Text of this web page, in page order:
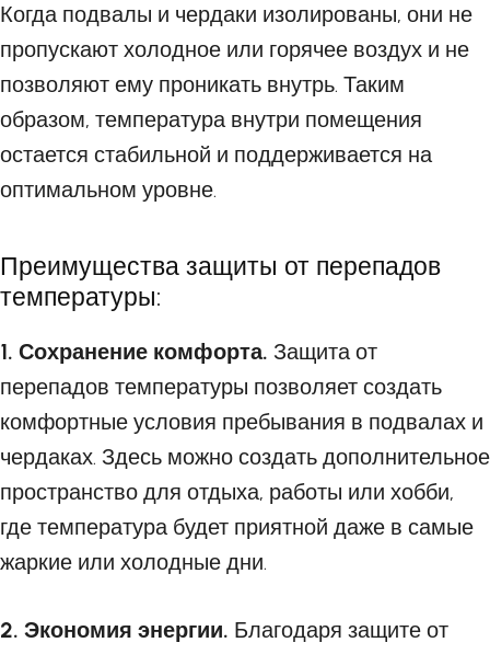
Когда подвалы и чердаки изолированы, они не
пропускают холодное или горячее воздух и не
позволяют ему проникать внутрь. Таким
образом, температура внутри помещения
остается стабильной и поддерживается на
оптимальном уровне.
Преимущества защиты от перепадов
температуры:
1. Сохранение комфорта. Защита от
перепадов температуры позволяет создать
комфортные условия пребывания в подвалах и
чердаках. Здесь можно создать дополнительное
пространство для отдыха, работы или хобби,
где температура будет приятной даже в самые
жаркие или холодные дни.
2. Экономия энергии. Благодаря защите от